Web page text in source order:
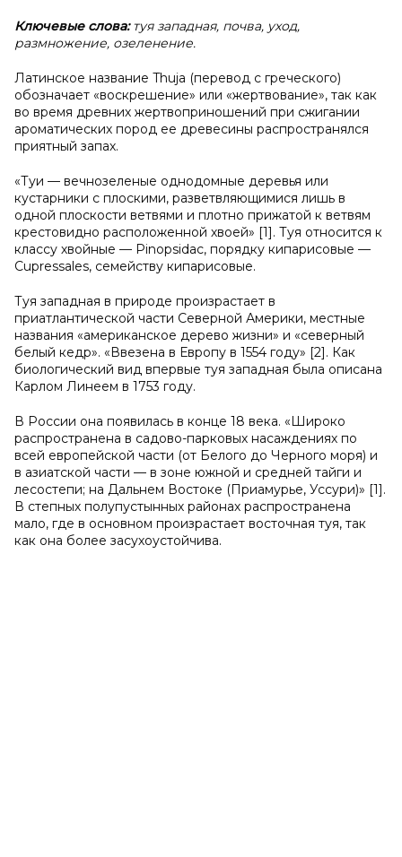
Ключевые слова:туя западная, почва, уход,
размножение, озеленение.
Латинское название Thuja (перевод с греческого)
обозначает «воскрешение» или «жертвование», так как
во время древних жертвоприношений при сжигании
ароматических пород ее древесины распространялся
приятный запах.
«Туи — вечнозеленые однодомные деревья или
кустарники с плоскими, разветвляющимися лишь в
одной плоскости ветвями и плотно прижатой к ветвям
крестовидно расположенной хвоей» [1]. Туя относится к
классу хвойные — Pinopsidac, порядку кипарисовые —
Сupressales, семейству кипарисовые.
Туя западная в природе произрастает в
приатлантической части Северной Америки, местные
названия «американское дерево жизни» и «северный
белый кедр». «Ввезена в Европу в 1554 году» [2]. Как
биологический вид впервые туя западная была описана
Карлом Линеем в 1753 году.
В России она появилась в конце 18 века. «Широко
распространена в садово-парковых насаждениях по
всей европейской части (от Белого до Черного моря) и
в азиатской части — в зоне южной и средней тайги и
лесостепи; на Дальнем Востоке (Приамурье, Уссури)» [1].
В степных полупустынных районах распространена
мало, где в основном произрастает восточная туя, так
как она более засухоустойчива.